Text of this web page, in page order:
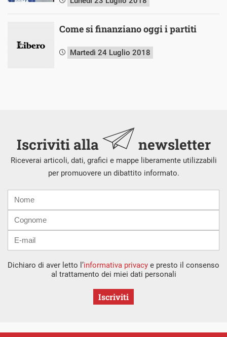
Come si finanziano oggi i partiti
Martedì 24 Luglio 2018
Iscriviti alla newsletter
Riceverai articoli, dati, grafici e mappe liberamente utilizzabili
per promuovere un dibattito informato.
mail
Dichiaro di aver letto l’informativa privacy e presto il consenso
al trattamento dei miei dati personali
Iscriviti